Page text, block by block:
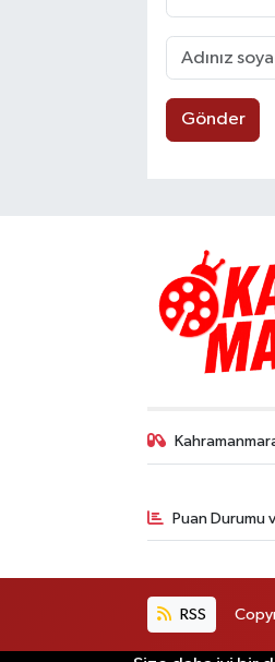
Gönder
Puan Durumu
RSS